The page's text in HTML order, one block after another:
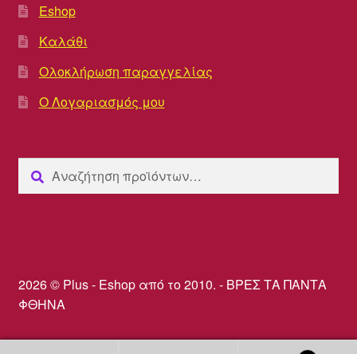
Eshop
Καλάθι
Ολοκλήρωση παραγγελίας
Ο Λογαριασμός μου
Αναζήτηση
για:
Αναζήτηση
2026 © Plus - Eshop από το 2010. - ΒΡΕΣ ΤΑ ΠΑΝΤΑ
ΦΘΗΝΑ